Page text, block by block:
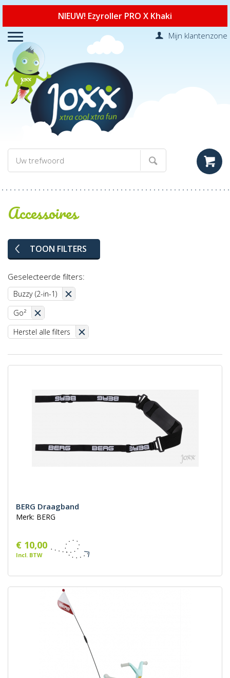
NIEUW! Ezyroller PRO X Khaki
Mijn klantenzone
Accessoires
TOON FILTERS
Geselecteerde filters:
Buzzy (2-in-1)
Go²
Herstel alle filters
BERG Draagband
Merk: BERG
€ 10,00
Incl. BTW